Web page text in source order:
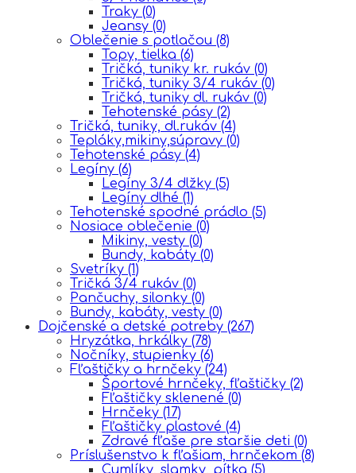
Traky (0)
Jeansy (0)
Oblečenie s potlačou (8)
Topy, tielka (6)
Tričká, tuniky kr. rukáv (0)
Tričká, tuniky 3/4 rukáv (0)
Tričká, tuniky dl. rukáv (0)
Tehotenské pásy (2)
Tričká, tuniky, dl.rukáv (4)
Tepláky,mikiny,súpravy (0)
Tehotenské pásy (4)
Legíny (6)
Legíny 3/4 dlžky (5)
Legíny dlhé (1)
Tehotenské spodné prádlo (5)
Nosiace oblečenie (0)
Mikiny, vesty (0)
Bundy, kabáty (0)
Svetríky (1)
Tričká 3/4 rukáv (0)
Pančuchy, silonky (0)
Bundy, kabáty, vesty (0)
Dojčenské a detské potreby (267)
Hryzátka, hrkálky (78)
Nočníky, stupienky (6)
Fľaštičky a hrnčeky (24)
Športové hrnčeky, fľaštičky (2)
Fľaštičky sklenené (0)
Hrnčeky (17)
Fľaštičky plastové (4)
Zdravé fľaše pre staršie deti (0)
Príslušenstvo k fľašiam, hrnčekom (8)
Cumlíky, slamky, pítka (5)